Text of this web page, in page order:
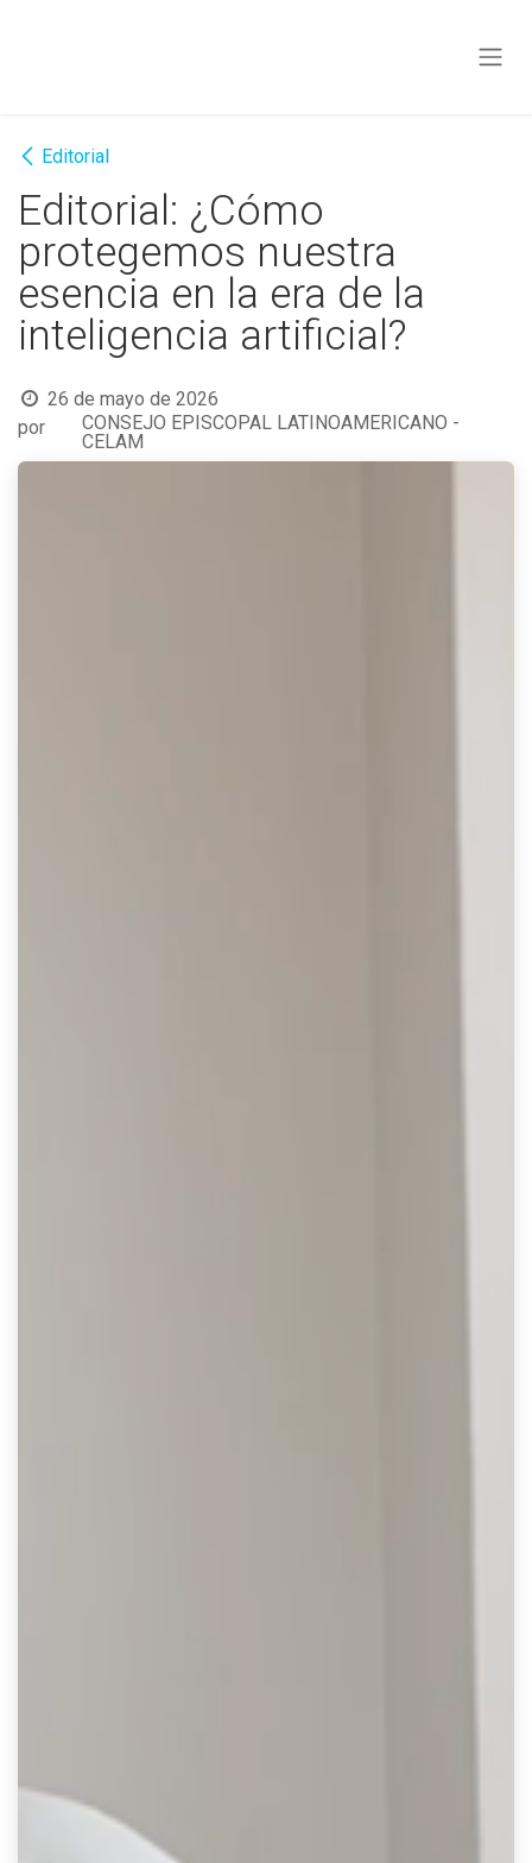
Editorial
Editorial: ¿Cómo
protegemos nuestra
esencia en la era de la
inteligencia artificial?
26 de mayo de 2026
por
CONSEJO EPISCOPAL LATINOAMERICANO -
CELAM